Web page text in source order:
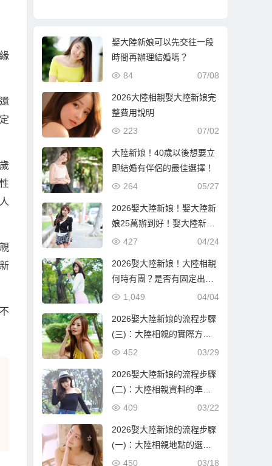
娶大陸新娘可以先交往一段
時間再辦理結婚嗎？
07/08
84
2026大陸相親娶大陸新娘完
整費用說明
07/02
223
大陸新娘！40歲以後想要立
即結婚有伴侶的最佳選擇！
05/27
264
2026娶大陸新娘！娶大陸新
娘25萬辦到好！娶大陸新娘
隨便也要60萬！到底差在哪
04/24
427
2026娶大陸新娘！大陸相親
何時有團？是否有固定出團
日期？
04/04
1,049
2026娶大陸新娘的流程步驟
(三)：大陸相親的實際方式
與流程！
03/29
452
2026娶大陸新娘的流程步驟
(二)：大陸相親資料的準備
與報名確認！
03/22
409
2026娶大陸新娘的流程步驟
(一)：大陸相親地點的選
擇！
03/18
450